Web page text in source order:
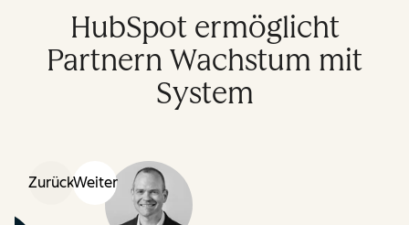
HubSpot ermöglicht
Partnern Wachstum mit
System
ZurückWeiter